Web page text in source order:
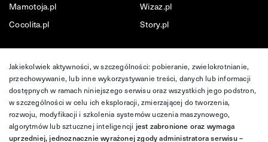
Mamotoja.pl
Wizaz.pl
Cocolita.pl
Story.pl
Jakiekolwiek aktywności, w szczególności: pobieranie, zwielokrotnianie,
przechowywanie, lub inne wykorzystywanie treści, danych lub informacji
dostępnych w ramach niniejszego serwisu oraz wszystkich jego podstron,
w szczególności w celu ich eksploracji, zmierzającej do tworzenia,
rozwoju, modyfikacji i szkolenia systemów uczenia maszynowego,
algorytmów lub sztucznej inteligencji jest zabronione oraz wymaga
uprzedniej, jednoznacznie wyrażonej zgody administratora serwisu –